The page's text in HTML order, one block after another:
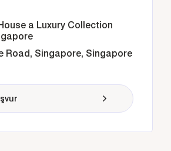
Road, Singapore, Singapore
a Luxury Collection